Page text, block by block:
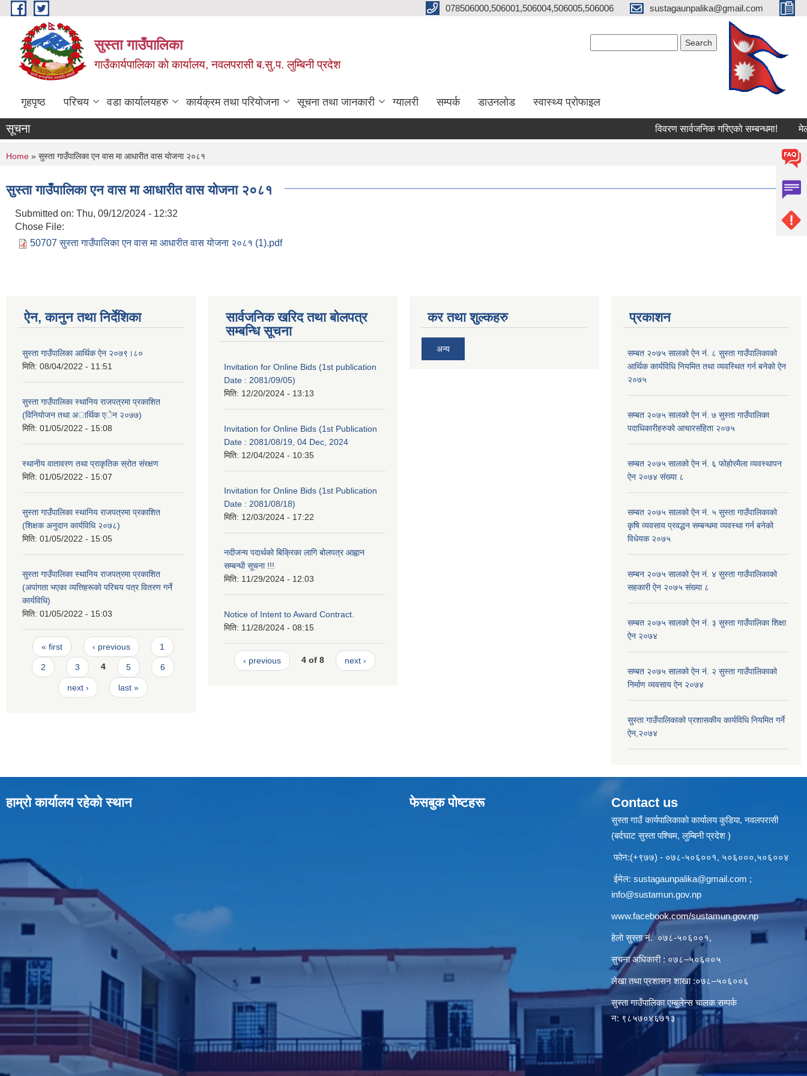
Skip to main content 078506000,506001,506004,506005,506006 sustagaunpalika@gmail.com
सुस्ता गाउँपालिका
गाउँकार्यपालिका काे कार्यालय, नवलपरासी ब.सु.प. लुम्बिनी प्रदेश
गृहपृष्ठ परिचय वडा कार्यालयहरु कार्यक्रम तथा परियोजना सूचना तथा जानकारी ग्यालरी सम्पर्क डाउनलोड स्वास्थ्य प्राेफाइल
सूचना विवरण सार्वजनिक गरिएको सम्बन्धमा!
You are here
Home » सुस्ता गाउँपालिका एन वास मा आधारीत वास योजना २०८१
सुस्ता गाउँपालिका एन वास मा आधारीत वास योजना २०८१
Submitted on: Thu, 09/12/2024 - 12:32
Chose File:
50707 सुस्ता गाउँपालिका एन वास मा आधारीत वास योजना २०८१ (1).pdf
ऐन, कानुन तथा निर्देशिका
सुस्ता गाउँपालिका आर्थिक ऐन २०७९।८०
मिति: 08/04/2022 - 11:51
सुस्ता गाउँपालिका स्थानिय राजपत्रमा प्रकाशित
(विनियाेजन तथा अार्थिक एेन २०७७)
मिति: 01/05/2022 - 15:08
स्थानीय वातावरण तथा प्राकृतिक स्रोत संरक्षण
मिति: 01/05/2022 - 15:07
सुस्ता गाउँपालिका स्थानिय राजपत्रमा प्रकाशित
(शिक्षक अनुदान कार्यविधि २०७८)
मिति: 01/05/2022 - 15:05
सुस्ता गाउँपालिका स्थानिय राजपत्रमा प्रकाशित
(अपांगता भएका व्यत्तिहरूकाे परिचय पत्र वितरण गर्ने
कार्यविधि)
मिति: 01/05/2022 - 15:03
Pages
« first ‹ previous 1
2 3 4 5 6
next › last »
सार्वजनिक खरिद तथा बोलपत्र
सम्बन्धि सूचना
Invitation for Online Bids (1st publication
Date : 2081/09/05)
मिति: 12/20/2024 - 13:13
Invitation for Online Bids (1st Publication
Date : 2081/08/19, 04 Dec, 2024
मिति: 12/04/2024 - 10:35
Invitation for Online Bids (1st Publication
Date : 2081/08/18)
मिति: 12/03/2024 - 17:22
नदीजन्य पदार्थको बिक्रिका लागि बोलपत्र आह्वान
सम्बन्धी सूचना !!!
मिति: 11/29/2024 - 12:03
Notice of Intent to Award Contract.
मिति: 11/28/2024 - 08:15
‹ previous 4 of 8 next ›
कर तथा शुल्कहरु
अन्य
प्रकाशन
सम्बत २०७५ सालको ऐन नं. ८ सुस्ता गाउँपालिकाको
आर्थिक कार्यविधि नियमित तथा व्यवस्थित गर्न बनेको ऐन
२०७५
सम्बत २०७५ सालको ऐन नं. ७ सुस्ता गाउँपालिका
पदाधिकारीहरुको आचारसंहिता २०७५
सम्बत २०७५ सालको ऐन नं. ६ फोहोरमैला व्यवस्थापन
ऐन २०७४ संख्या ८
सम्बत २०७५ सालको ऐन नं. ५ सुस्ता गाउँपालिकाको
कृषि व्यवसाय प्रवद्धन सम्बन्धमा व्यवस्था गर्न बनेको
विधेयक २०७५
सम्बन २०७५ सालको ऐन नं. ४ सुस्ता गाउँपालिकाको
सहकारी ऐन २०७५ संख्या ८
सम्बत २०७५ सालको ऐन नं. ३ सुस्ता गाउँपालिका शिक्षा
ऐन २०७४
सम्बत २०७५ सालको ऐन नं. २ सुस्ता गाउँपालिकाको
निर्माण व्यवसाय ऐन २०७४
सुस्ता गाउँपालिकाको प्रशासकीय कार्यविधि नियमित गर्ने
ऐन,२०७४
हाम्रो कार्यालय रहेको स्थान फेसबुक पाेष्टहरू Contact us
सुस्ता गाउँ कार्यपालिकाकाे कार्यालय कुडिया, नवलपरासी
(बर्दघाट सुस्ता पश्चिम, लुम्बिनी प्रदेश )
फोन:(+९७७) - ०७८-५०६००१, ५०६०००,५०६००४
ईमेल: sustagaunpalika@gmail.com ;
info@sustamun.gov.np
www.facebook.com/sustamun.gov.np
हेलाे सुस्ता नं.०७८-५०६००१,
सुचना अधिकारी : ०७८–५०६००५
लेखा तथा प्रशासन शाखा :०७८–५०६००६
सुस्ता गाउँपालिका एम्बुलेन्स चालक सम्पर्क
न‌‍: ९८५७०४६७१३